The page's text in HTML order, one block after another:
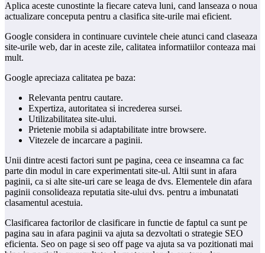
Aplica aceste cunostinte la fiecare cateva luni, cand lanseaza o noua
actualizare conceputa pentru a clasifica site-urile mai eficient.
Google considera in continuare cuvintele cheie atunci cand claseaza
site-urile web, dar in aceste zile, calitatea informatiilor conteaza mai
mult.
Google apreciaza calitatea pe baza:
Relevanta pentru cautare.
Expertiza, autoritatea si increderea sursei.
Utilizabilitatea site-ului.
Prietenie mobila si adaptabilitate intre browsere.
Vitezele de incarcare a paginii.
Unii dintre acesti factori sunt pe pagina, ceea ce inseamna ca fac
parte din modul in care experimentati site-ul. Altii sunt in afara
paginii, ca si alte site-uri care se leaga de dvs. Elementele din afara
paginii consolideaza reputatia site-ului dvs. pentru a imbunatati
clasamentul acestuia.
Clasificarea factorilor de clasificare in functie de faptul ca sunt pe
pagina sau in afara paginii va ajuta sa dezvoltati o strategie SEO
eficienta. Seo on page si seo off page va ajuta sa va pozitionati mai